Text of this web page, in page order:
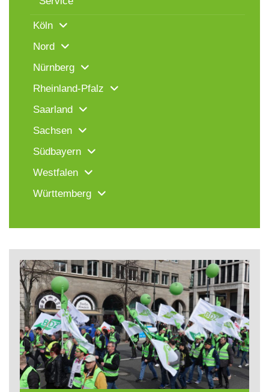
Köln
Nord
Nürnberg
Rheinland-Pfalz
Saarland
Sachsen
Südbayern
Westfalen
Württemberg